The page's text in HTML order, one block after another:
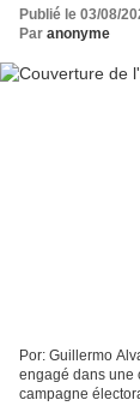
Publié le 03/08/
Par anonyme
Por: Guillermo
engagé dans une
campagne